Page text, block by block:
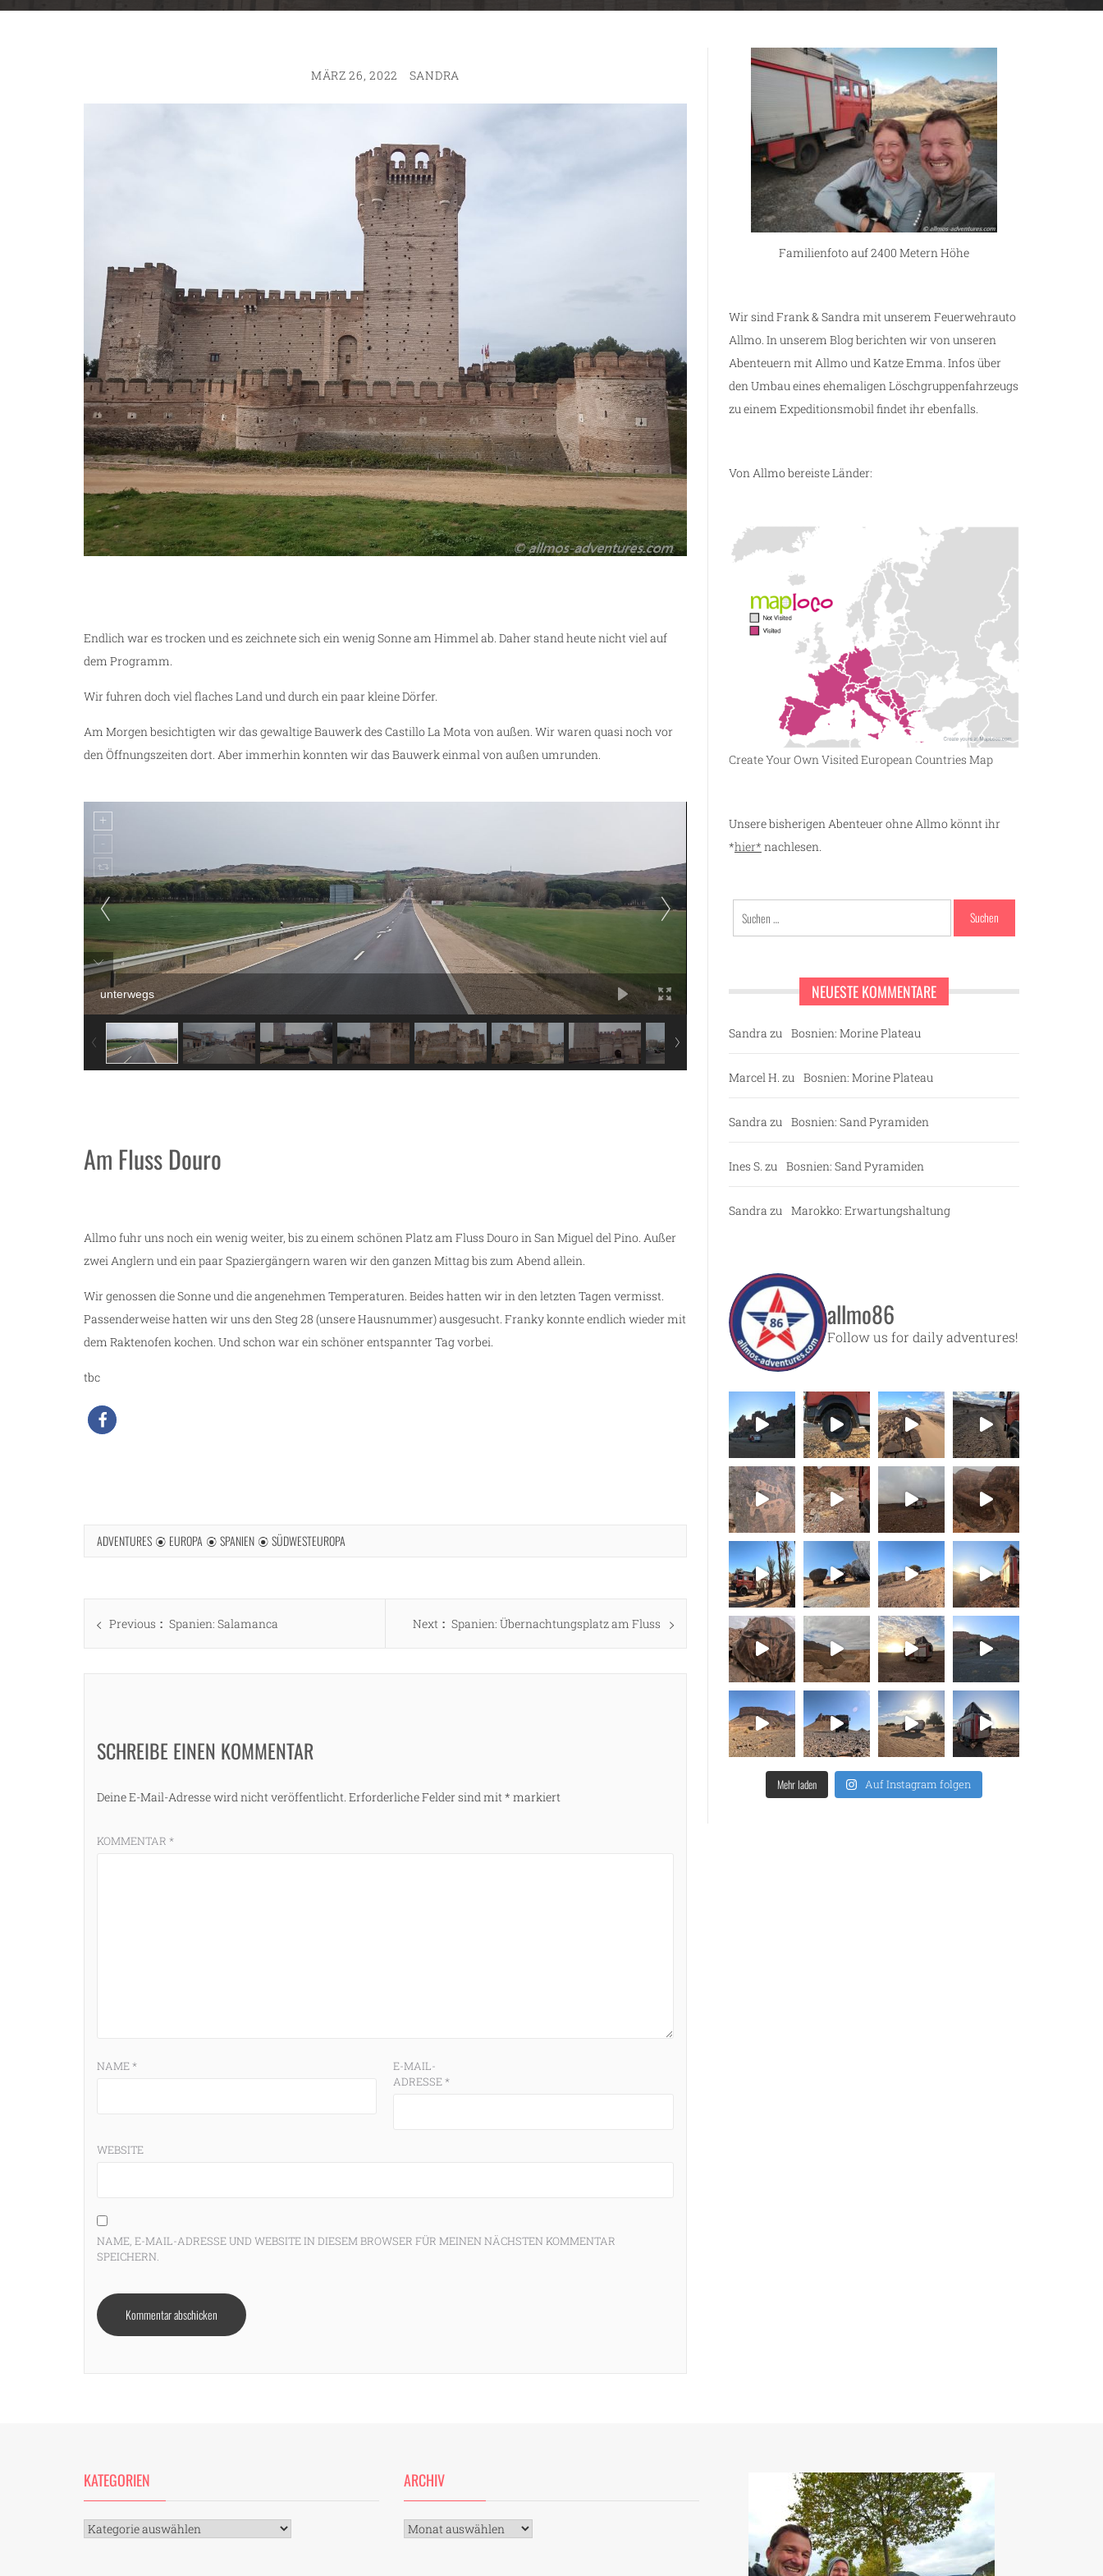
MÄRZ 26, 2022 SANDRA
Endlich war es trocken und es zeichnete sich ein wenig Sonne am Himmel ab. Daher stand heute nicht viel auf
dem Programm.
Wir fuhren doch viel flaches Land und durch ein paar kleine Dörfer.
Am Morgen besichtigten wir das gewaltige Bauwerk des Castillo La Mota von außen. Wir waren quasi noch vor
den Öffnungszeiten dort. Aber immerhin konnten wir das Bauwerk einmal von außen umrunden.
unterwegs
Am Fluss Douro
Allmo fuhr uns noch ein wenig weiter, bis zu einem schönen Platz am Fluss Douro in San Miguel del Pino. Außer
zwei Anglern und ein paar Spaziergängern waren wir den ganzen Mittag bis zum Abend allein.
Wir genossen die Sonne und die angenehmen Temperaturen. Beides hatten wir in den letzten Tagen vermisst.
Passenderweise hatten wir uns den Steg 28 (unsere Hausnummer) ausgesucht. Franky konnte endlich wieder mit
dem Raktenofen kochen. Und schon war ein schöner entspannter Tag vorbei.
tbc
ADVENTURES EUROPA SPANIEN SÜDWESTEUROPA
Beitragsnavigation
Previous
Previous
Spanien: Salamanca Next
Next
Spanien: Übernachtungsplatz am Fluss
SCHREIBE EINEN KOMMENTAR
Deine E-Mail-Adresse wird nicht veröffentlicht. Erforderliche Felder sind mit* markiert
KOMMENTAR *
NAME*
E-MAIL-
ADRESSE*
WEBSITE
NAME, E-MAIL-ADRESSE UND WEBSITE IN DIESEM BROWSER FÜR MEINEN NÄCHSTEN KOMMENTAR
SPEICHERN.
Familienfoto auf 2400 Metern Höhe
Wir sind Frank & Sandra mit unserem Feuerwehrauto
Allmo. In unserem Blog berichten wir von unseren
Abenteuern mit Allmo und Katze Emma. Infos über
den Umbau eines ehemaligen Löschgruppenfahrzeugs
zu einem Expeditionsmobil findet ihr ebenfalls.
Von Allmo bereiste Länder:
Create Your Own Visited European Countries Map
Unsere bisherigen Abenteuer ohne Allmo könnt ihr
*hier* nachlesen.
Suchen
nach:
NEUESTE KOMMENTARE
Sandra zu Bosnien: Morine Plateau
Marcel H. zu Bosnien: Morine Plateau
Sandra zu Bosnien: Sand Pyramiden
Ines S. zu Bosnien: Sand Pyramiden
Sandra zu Marokko: Erwartungshaltung
allmo86
Follow us for daily adventures!
Mehr laden Auf Instagram folgen
KATEGORIEN
Kategorien
ARCHIV
Archiv